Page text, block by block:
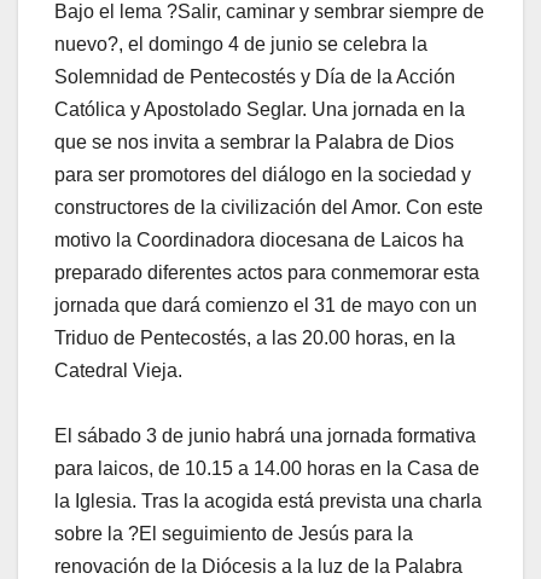
Bajo el lema ?Salir, caminar y sembrar siempre de
nuevo?, el domingo 4 de junio se celebra la
Solemnidad de Pentecostés y Día de la Acción
Católica y Apostolado Seglar. Una jor­na­da en la
que se nos in­vi­ta a sem­brar la Pa­la­bra de Dios
para ser pro­mo­to­res del diá­lo­go en la so­cie­dad y
cons­truc­to­res de la ci­vi­li­za­ción del Amor. Con este
motivo la Coordinadora diocesana de Laicos ha
preparado diferentes actos para conmemorar esta
jornada que dará comienzo el 31 de mayo con un
Triduo de Pentecostés, a las 20.00 horas, en la
Catedral Vieja.
El sábado 3 de junio habrá una jornada formativa
para laicos, de 10.15 a 14.00 horas en la Casa de
la Iglesia. Tras la acogida está prevista una charla
sobre la ?El seguimiento de Jesús para la
renovación de la Diócesis a la luz de la Palabra